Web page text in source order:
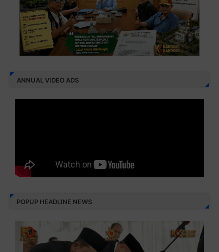
ANNUAL VIDEO ADS
POPUP HEADLINE NEWS